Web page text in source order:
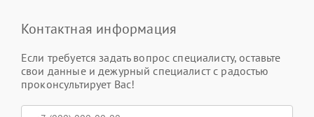
Контактная информация
Если требуется задать вопрос специалисту, оставьте
свои данные и дежурный специалист с радостью
проконсультирует Вас!